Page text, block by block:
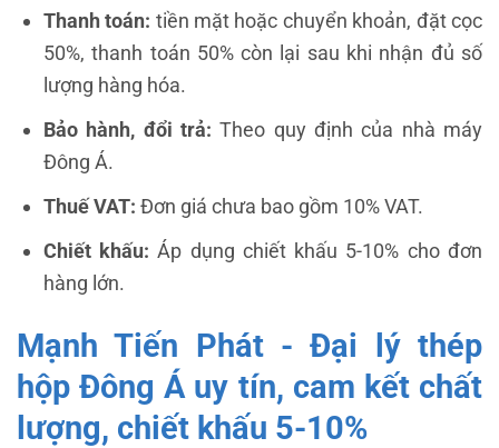
Thanh toán: tiền mặt hoặc chuyển khoản, đặt cọc
50%, thanh toán 50% còn lại sau khi nhận đủ số
lượng hàng hóa.
Bảo hành, đổi trả:Theo quy định của nhà máy
Đông Á.
Thuế VAT: Đơn giá chưa bao gồm 10% VAT.
Chiết khấu:Áp dụng chiết khấu 5-10% cho đơn
hàng lớn.
Mạnh Tiến Phát - Đại lý thép
hộp Đông Á uy tín, cam kết chất
lượng, chiết khấu 5-10%